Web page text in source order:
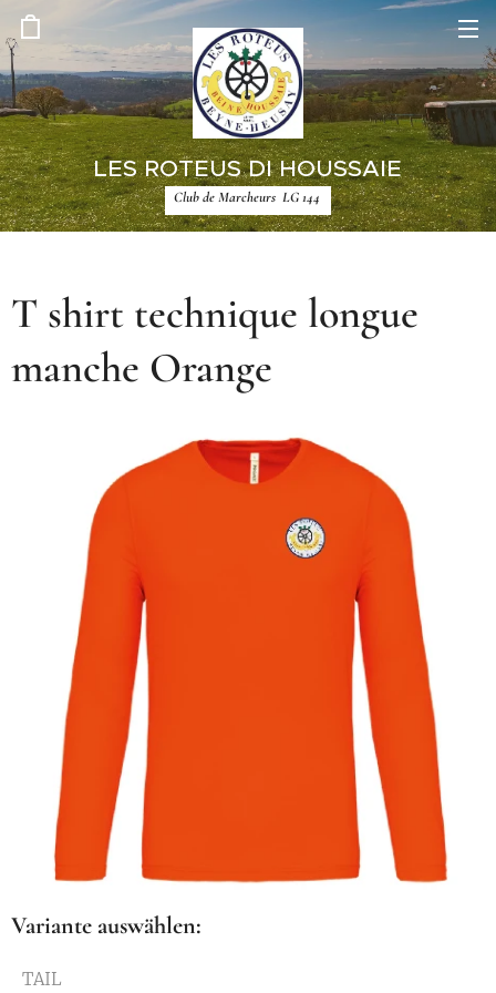
LES ROTEUS DI HOUSSAIE
Club de Marcheurs LG 144
T shirt technique longue
manche Orange
Variante auswählen:
TAIL